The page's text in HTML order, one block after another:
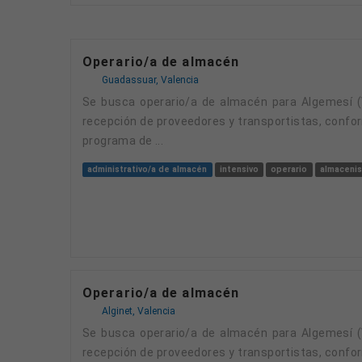
Operario/a de almacén
Guadassuar, Valencia
Se busca operario/a de almacén para Algemesí (Valencia). Funciones principales: - Aprovisionamiento de materiales, consumibles y paquetería:
recepción de proveedores y transportistas,
programa de ...
administrativo/a de almacén intensivo operario
Operario/a de almacén
Alginet, Valencia
Se busca operario/a de almacén para Algemesí (Valencia). Funciones principales: - Aprovisionamiento de materiales, consumibles y paquetería:
recepción de proveedores y transportistas,